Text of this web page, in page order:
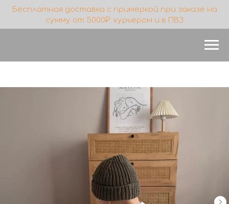
Бесплатная доставка с примеркой при заказе на
сумму от 5000₽: курьером и в ПВЗ